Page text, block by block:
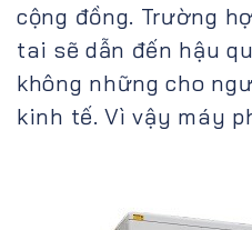
cộng đồng. Trường
tai sẽ dẫn đến hậu
không những cho
kinh tế. Vì vậy máy